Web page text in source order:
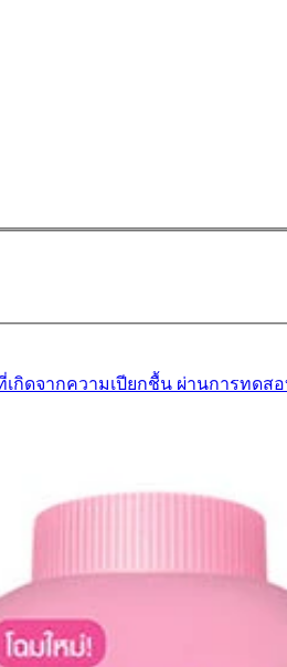
จากความเปียกชื้น ผ่านการทดสอ